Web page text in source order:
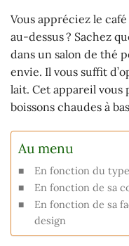
Vous appréciez le
au-dessus ? Sachez
dans un salon de thé
envie. Il vous suffit
lait. Cet appareil vous
boissons chaudes à
Au menu
En fonction du
En fonction de sa
En fonction de sa
design